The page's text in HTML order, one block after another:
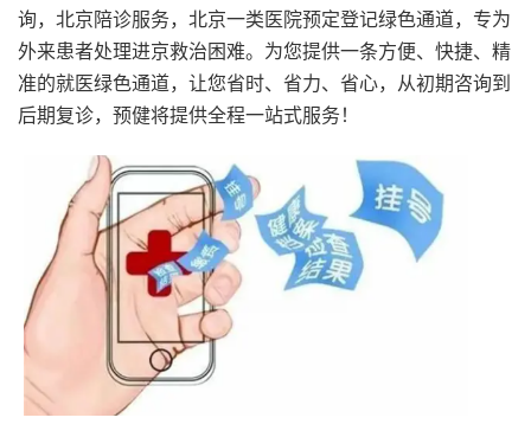
询，北京陪诊服务，北京一类医院预定登记绿色通道，专为
外来患者处理进京救治困难。为您提供一条方便、快捷、精
准的就医绿色通道，让您省时、省力、省心，从初期咨询到
后期复诊，预健将提供全程一站式服务！